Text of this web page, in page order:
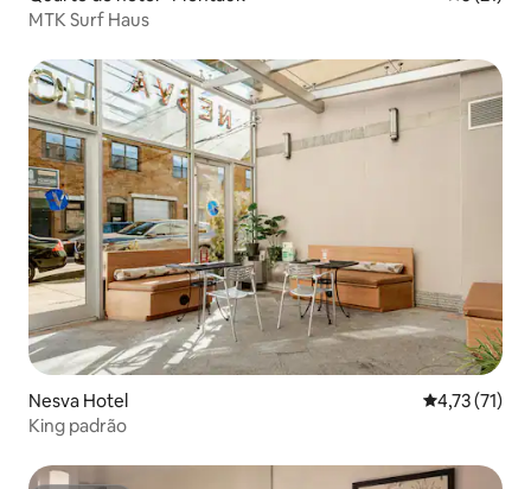
MTK Surf Haus
Nesva Hotel 4,73 de uma
4,73 (71)
King padrão